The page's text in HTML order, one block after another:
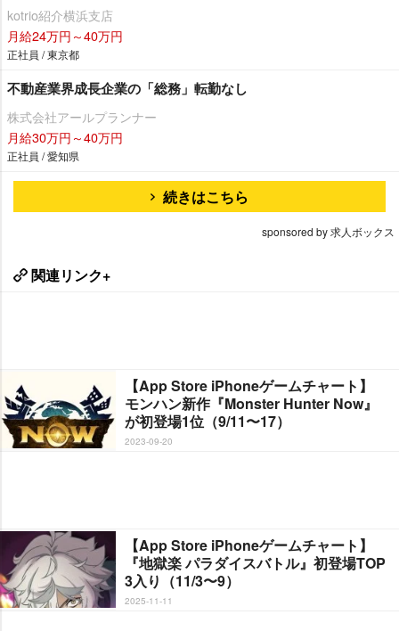
kotrio紹介横浜支店
月給24万円～40万円
正社員 / 東京都
不動産業界成長企業の「総務」転勤なし
株式会社アールプランナー
月給30万円～40万円
正社員 / 愛知県
続きはこちら
sponsored by 求人ボックス
関連リンク+
【App Store iPhoneゲームチャート】
モンハン新作『Monster Hunter Now』
が初登場1位（9/11〜17）
2023-09-20
【App Store iPhoneゲームチャート】
『地獄楽 パラダイスバトル』初登場TOP
3入り（11/3〜9）
2025-11-11